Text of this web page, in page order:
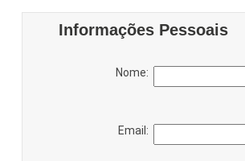
Informações Pessoais
Nome:
Email: